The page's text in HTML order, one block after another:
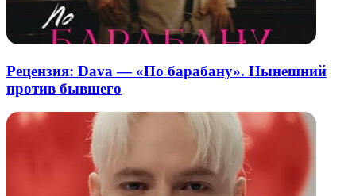
Рецензия: Dava — «По барабану». Нынешний
против бывшего